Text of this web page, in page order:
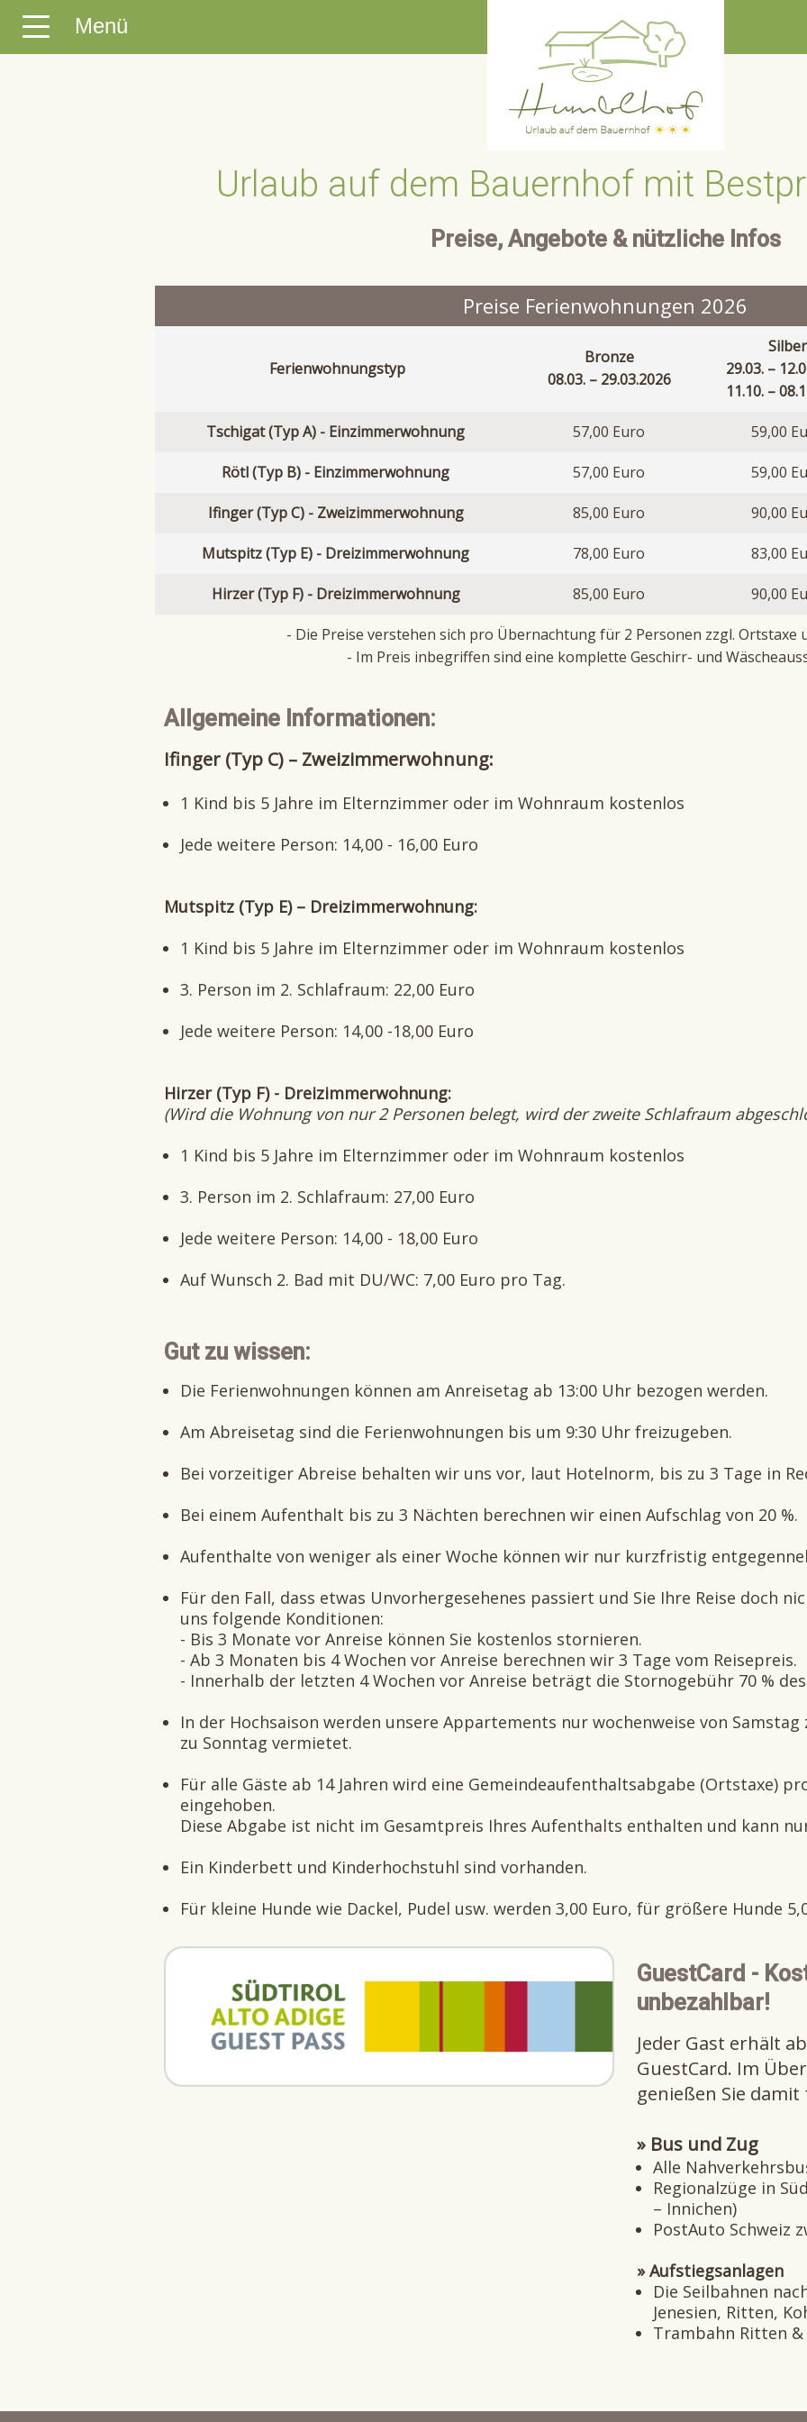
Menü
Urlaub auf dem Bauernhof mit
Preise, Angebote & nützliche Infos
Preise Ferienwohnungen 2026
Ferienwohnungstyp
Bronze
08.03. – 29.03.2026
Silber
29.03. –
11.10. –
Tschigat (Typ A) - Einzimmerwohnung 57,00 Euro 59,00
Rötl (Typ B) - Einzimmerwohnung 57,00 Euro 59,00
Ifinger (Typ C) - Zweizimmerwohnung 85,00 Euro 90,00
Mutspitz (Typ E) - Dreizimmerwohnung 78,00 Euro 83,00
Hirzer (Typ F) - Dreizimmerwohnung 85,00 Euro 90,00
- Die Preise verstehen sich pro Übernachtung für 2 Personen zzgl. Ortstaxe
- Im Preis inbegriffen sind eine komplette Geschirr- und
Allgemeine Informationen:
Ifinger (Typ C) – Zweizimmerwohnung:
1 Kind bis 5 Jahre im Elternzimmer oder im Wohnraum kostenlos
Jede weitere Person: 14,00 - 16,00 Euro
Mutspitz (Typ E) – Dreizimmerwohnung:
1 Kind bis 5 Jahre im Elternzimmer oder im Wohnraum kostenlos
3. Person im 2. Schlafraum: 22,00 Euro
Jede weitere Person: 14,00 -18,00 Euro
Hirzer (Typ F) - Dreizimmerwohnung:
(Wird die Wohnung von nur 2 Personen belegt, wird der zweite Schlafraum
1 Kind bis 5 Jahre im Elternzimmer oder im Wohnraum kostenlos
3. Person im 2. Schlafraum: 27,00 Euro
Jede weitere Person: 14,00 - 18,00 Euro
Auf Wunsch 2. Bad mit DU/WC: 7,00 Euro pro Tag.
Gut zu wissen:
Die Ferienwohnungen können am Anreisetag ab 13:00 Uhr bezogen werden.
Am Abreisetag sind die Ferienwohnungen bis um 9:30 Uhr freizugeben.
Bei vorzeitiger Abreise behalten wir uns vor, laut Hotelnorm, bis zu 3 Tage in
Bei einem Aufenthalt bis zu 3 Nächten berechnen wir einen Aufschlag von 20 %.
Aufenthalte von weniger als einer Woche können wir nur kurzfristig
Für den Fall, dass etwas Unvorhergesehenes passiert und Sie Ihre Reise doch
uns folgende Konditionen:
- Bis 3 Monate vor Anreise können Sie kostenlos stornieren.
- Ab 3 Monaten bis 4 Wochen vor Anreise berechnen wir 3 Tage vom Reisepreis.
- Innerhalb der letzten 4 Wochen vor Anreise beträgt die Stornogebühr 70 %
In der Hochsaison werden unsere Appartements nur wochenweise von
zu Sonntag vermietet.
Für alle Gäste ab 14 Jahren wird eine Gemeindeaufenthaltsabgabe (Ortstaxe)
eingehoben.
Diese Abgabe ist nicht im Gesamtpreis Ihres Aufenthalts enthalten und kann
Ein Kinderbett und Kinderhochstuhl sind vorhanden.
Für kleine Hunde wie Dackel, Pudel usw. werden 3,00 Euro, für größere Hunde
GuestCard -
unbezahlbar!
Jeder Gast erhält
GuestCard. Im
genießen Sie
» Bus und Zug
Alle
Regionalzüge in
– Innichen)
PostAuto Schweiz
» Aufstiegsanlagen
Die Seilbahnen
Jenesien, Ritten,
Trambahn Ritten